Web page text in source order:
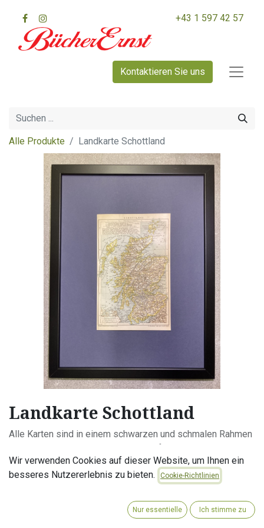
+43 1 597 42 57
Kontaktieren Sie uns
Alle Produkte Landkarte Schottland
Landkarte Schottland
Alle Karten sind in einem schwarzen und schmalen Rahmen
montiert, Plexiglas.
Zustand: Karten im Rahmen können Knicke oder leichte
Wir verwenden Cookies auf dieser Website, um Ihnen ein
besseres Nutzererlebnis zu bieten.
Cookie-Richtlinien
Nur essentielle Ich stimme zu